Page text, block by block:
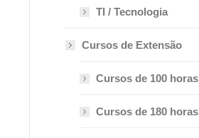
TI / Tecnologia
Cursos de Extensão
Cursos de 100 horas
Cursos de 180 horas